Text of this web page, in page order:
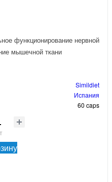
функционирование нервной
мышечной ткани
Simildiet
Испания
60 caps